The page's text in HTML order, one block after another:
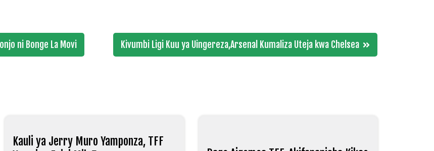
ni Bonge La Movi Kivumbi Ligi Kuu ya Uingereza,Arsenal Kumaliza Uteja kwa Chelsea
Kauli ya Jerry Muro Yamponza, TFF